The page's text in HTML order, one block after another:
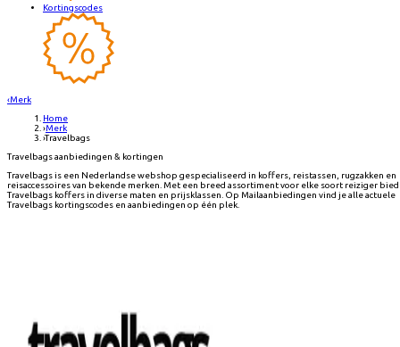
Kortingscodes
‹Merk
Home
›Merk
›Travelbags
Travelbags aanbiedingen & kortingen
Travelbags is een Nederlandse webshop gespecialiseerd in koffers, reistassen, rugzakken en
reisaccessoires van bekende merken. Met een breed assortiment voor elke soort reiziger
Travelbags koffers in diverse maten en prijsklassen. Op Mailaanbiedingen vind je alle actuele
Travelbags kortingscodes en aanbiedingen op één plek.